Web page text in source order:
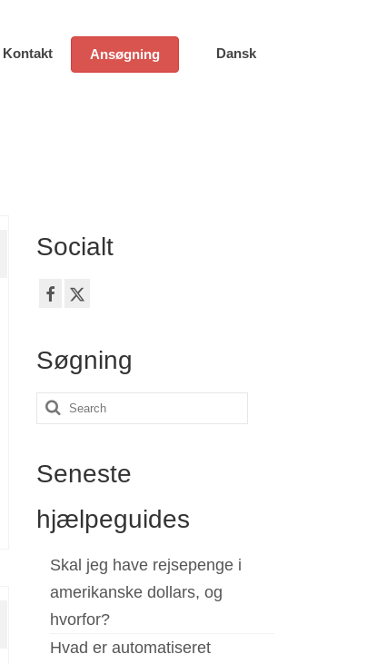
Kontakt Ansøgning Dansk
Socialt
Søgning
Search
Seneste
hjælpeguides
Skal jeg have rejsepenge i
amerikanske dollars, og
hvorfor?
Hvad er automatiseret